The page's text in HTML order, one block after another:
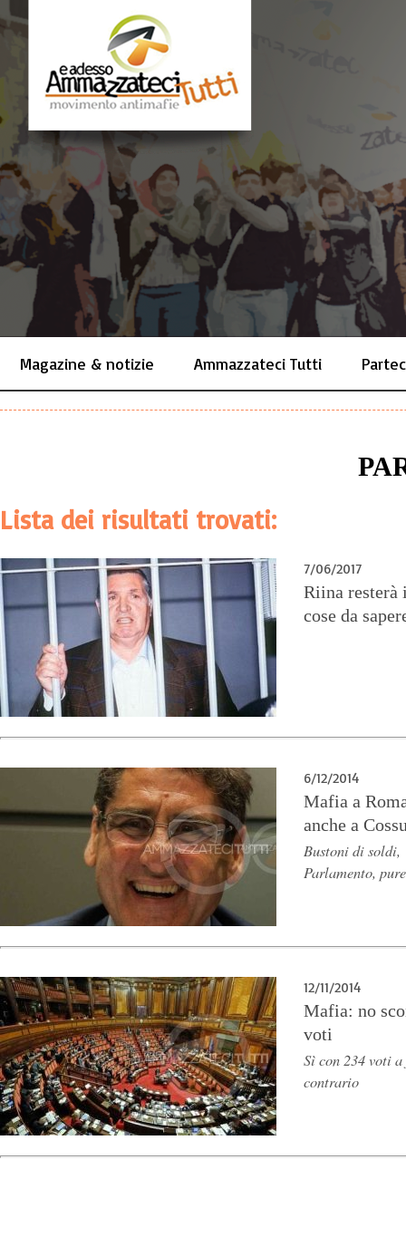
Magazine & notizie Ammazzateci Tutti
Lista dei risultati trovati:
7/06/2017
Riina resterà
cose da
6/12/2014
Mafia a
anche a
Bustoni di
Parlamento,
12/11/2014
Mafia: no
voti
Sì con 234 voti a
contrario